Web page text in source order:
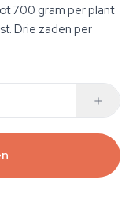
700 gram per plant
Drie zaden per